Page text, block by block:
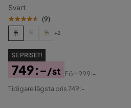
Svart
(9)
+2
SE PRISET!
Pris
749:-/st
Original
Förr999:-
Tidigare lägsta pris 749:-